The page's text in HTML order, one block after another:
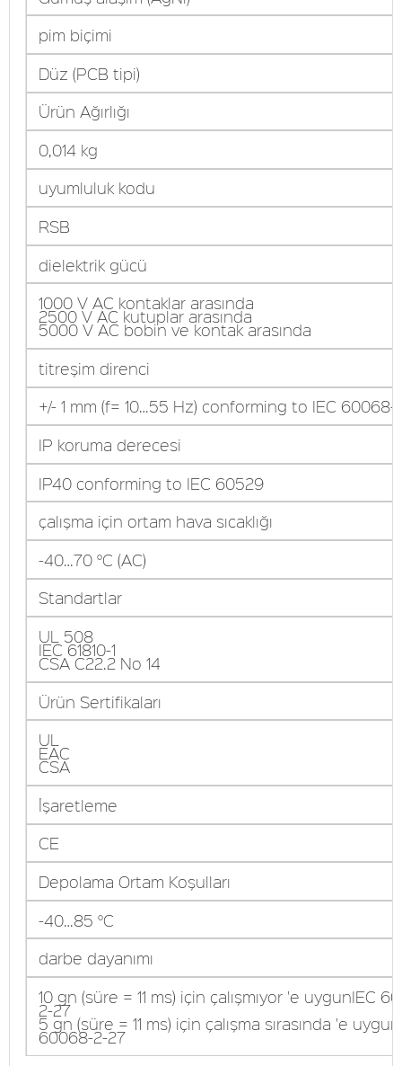
pim biçimi
Düz (PCB tipi)
Ürün Ağırlığı
0,014 kg
uyumluluk kodu
RSB
dielektrik gücü
1000 V AC kontaklar arasında
2500 V AC kutuplar arasında
5000 V AC bobin ve kontak arasında
titreşim direnci
+/- 1 mm (f= 10…55 Hz) conforming to IEC 60068-
IP koruma derecesi
IP40 conforming to IEC 60529
çalışma için ortam hava sıcaklığı
-40…70 °C (AC)
Standartlar
UL 508
IEC 61810-1
CSA C22.2 No 14
Ürün Sertifikaları
UL
EAC
CSA
İşaretleme
CE
Depolama Ortam Koşulları
-40…85 °C
darbe dayanımı
10 gn (süre = 11 ms) için çalışmıyor 'e uygunIEC
2-27
5 gn (süre = 11 ms) için çalışma sırasında 'e
60068-2-27